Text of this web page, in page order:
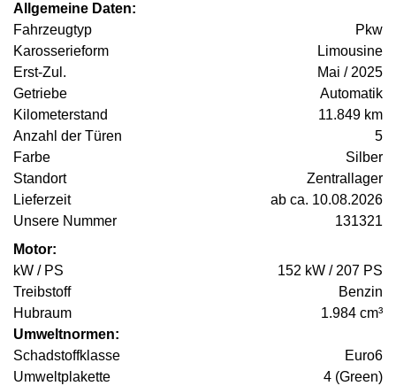
Allgemeine Daten:
Fahrzeugtyp
Pkw
Karosserieform
Limousine
Erst-Zul.
Mai / 2025
Getriebe
Automatik
Kilometerstand
11.849 km
Anzahl der Türen
5
Farbe
Silber
Standort
Zentrallager
Lieferzeit
ab ca. 10.08.2026
Unsere Nummer
131321
Motor:
kW / PS
152 kW / 207 PS
Treibstoff
Benzin
Hubraum
1.984 cm³
Umweltnormen:
Schadstoffklasse
Euro6
Umweltplakette
4 (Green)